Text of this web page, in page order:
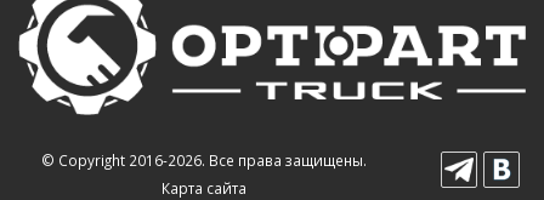
© Copyright 2016-2026. Все права защищены.
Карта сайта